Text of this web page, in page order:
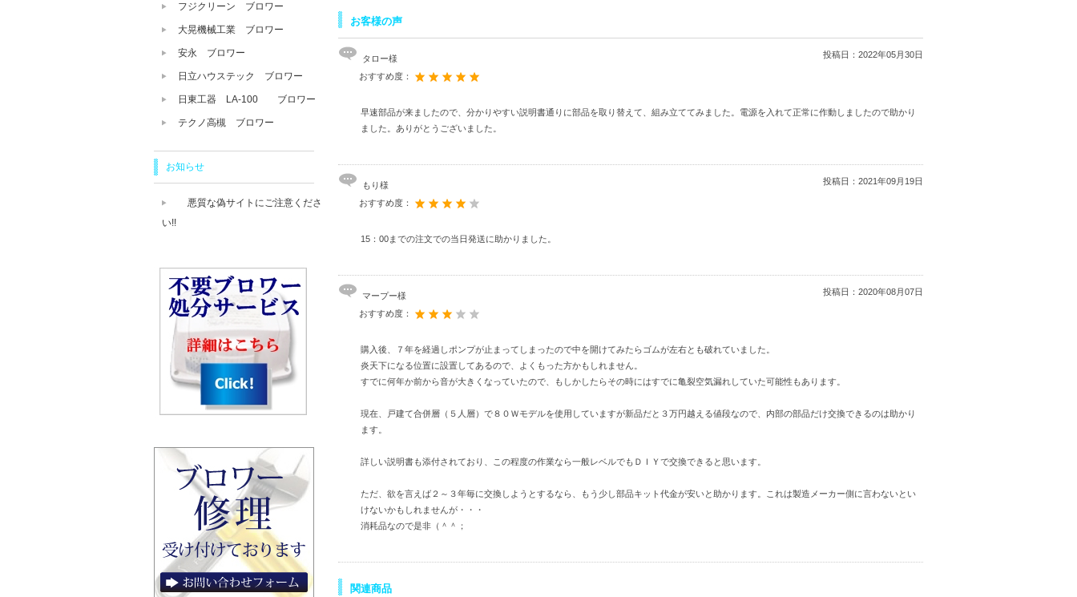
お客様の声
タロー様 投稿日： 2022年05月30日
おすすめ度：
早速部品が来ましたので、分かりやすい説明書通りに部品を取り替えて、組み立ててみました。電源を入れて正常に作動しましたので助かり
ました。ありがとうございました。
もり様 投稿日： 2021年09月19日
おすすめ度：
15：00までの注文での当日発送に助かりました。
マープー様 投稿日： 2020年08月07日
おすすめ度：
購入後、７年を経過しポンプが止まってしまったので中を開けてみたらゴムが左右とも破れていました。
炎天下になる位置に設置してあるので、よくもった方かもしれません。
すでに何年か前から音が大きくなっていたので、もしかしたらその時にはすでに亀裂空気漏れしていた可能性もあります。
現在、戸建て合併層（５人層）で８０Ｗモデルを使用していますが新品だと３万円越える値段なので、内部の部品だけ交換できるのは助かり
ます。
詳しい説明書も添付されており、この程度の作業なら一般レベルでもＤＩＹで交換できると思います。
ただ、欲を言えば２～３年毎に交換しようとするなら、もう少し部品キット代金が安いと助かります。これは製造メーカー側に言わないとい
けないかもしれませんが・・・
消耗品なので是非（＾＾；
関連商品
フジクリーン ブロワー
大晃機械工業 ブロワー
安永 ブロワー
日立ハウステック ブロワー
日東工器 LA-100 ブロワー
テクノ高槻 ブロワー
お知らせ
悪質な偽サイトにご注意くださ
い!!